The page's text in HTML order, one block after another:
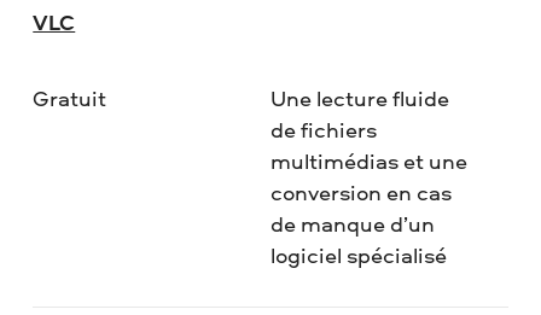
VLC
Gratuit
Une lecture fluide
de fichiers
multimédias et une
conversion en cas
de manque d’un
logiciel spécialisé